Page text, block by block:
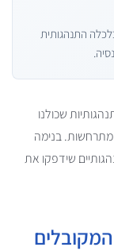
התנהגותית
שכולנו
מתרחשות. בנימה
שידפקו את